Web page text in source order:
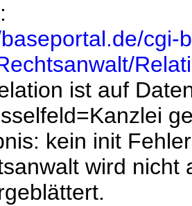
cgi-
ist auf
kein init
wird nicht